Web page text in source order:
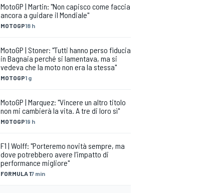
MOTOGP18 h
MotoGP | Martin: "Non capisco come faccia
ancora a guidare il Mondiale"
MOTOGP1 g
MotoGP | Stoner: "Tutti hanno perso fiducia
in Bagnaia perché si lamentava, ma si
vedeva che la moto non era la stessa"
MOTOGP19 h
MotoGP | Marquez: "Vincere un altro titolo
non mi cambierà la vita. A tre di loro sì"
FORMULA 17 min
F1 | Wolff: "Porteremo novità sempre, ma
dove potrebbero avere l’impatto di
performance migliore"